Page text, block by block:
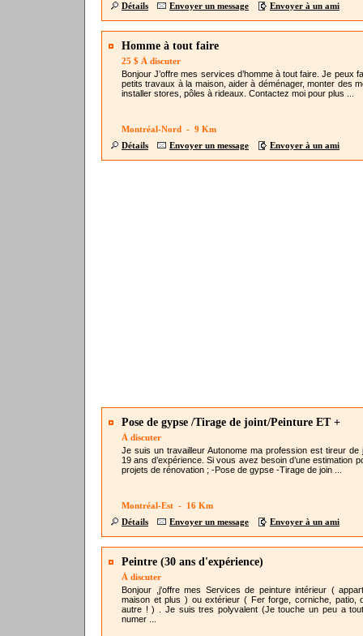
Détails
Envoyer un message Envoyer à un ami
Homme à tout faire
25 $ À discuter
Bonjour J’offre mes services d’homme à tout faire. Je peux
petits travaux à la maison, aider à déménager, monter des
installer stores, pôles à rideaux. Contactez moi pour plus ...
Montréal-Nord - 9 Km
Détails
Envoyer un message Envoyer à un ami
Pose de gypse /Tirage de joint/Peinture ET +
À discuter
Je suis un travailleur Autonome ma profession est tireur de
19 ans d’expérience. Si vous avez besoin d’une estimation
projets de rénovation ; -Pose de gypse -Tirage de join ...
Montréal-Est - 16 Km
Détails
Envoyer un message Envoyer à un ami
Peintre (30 ans d'expérience)
À discuter
Bonjour ,j'offre mes Services de peinture intérieur (
maison et plus ) ou extérieur ( Fer forge, corniche, patio,
autre ! ) . Je suis tres polyvalent (Je touche un peu a
numer ...